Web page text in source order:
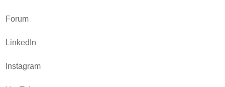
Forum
LinkedIn
Instagram